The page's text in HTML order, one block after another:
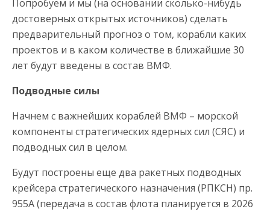
Попробуем и мы (на основании сколько-нибудь
достоверных открытых источников) сделать
предварительный прогноз о том, корабли каких
проектов и в каком количестве в ближайшие 30
лет будут введены в состав ВМФ.
Подводные силы
Начнем с важнейших кораблей ВМФ – морской
компоненты стратегических ядерных сил (СЯС) и
подводных сил в целом.
Будут построены еще два ракетных подводных
крейсера стратегического назначения (РПКСН) пр.
955А (передача в состав флота планируется в 2026